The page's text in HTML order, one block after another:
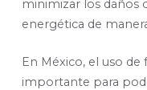
minimizar los daños
energética de
En México, el uso
importante para